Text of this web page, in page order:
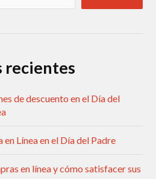
recientes
de descuento en el Día del
Línea en el Día del Padre
en línea y cómo satisfacer sus